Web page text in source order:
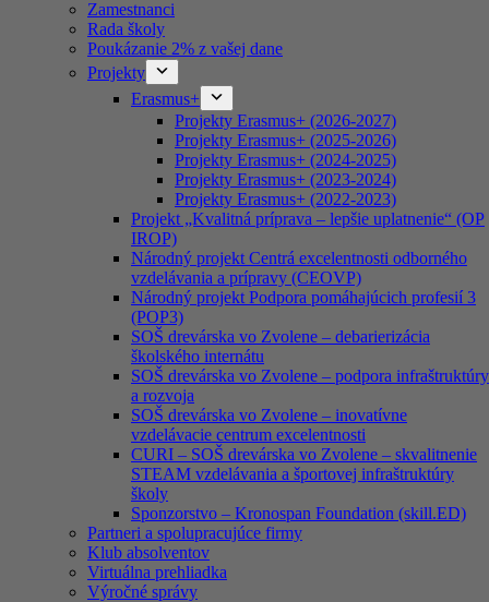
Zamestnanci
Rada školy
Poukázanie 2% z vašej dane
Projekty
Erasmus+
Projekty Erasmus+ (2026-2027)
Projekty Erasmus+ (2025-2026)
Projekty Erasmus+ (2024-2025)
Projekty Erasmus+ (2023-2024)
Projekty Erasmus+ (2022-2023)
Projekt „Kvalitná príprava – lepšie uplatnenie“ (OP
IROP)
Národný projekt Centrá excelentnosti odborného
vzdelávania a prípravy (CEOVP)
Národný projekt Podpora pomáhajúcich profesií 3
(POP3)
SOŠ drevárska vo Zvolene – debarierizácia
školského internátu
SOŠ drevárska vo Zvolene – podpora infraštruktúry
a rozvoja
SOŠ drevárska vo Zvolene – inovatívne
vzdelávacie centrum excelentnosti
CURI – SOŠ drevárska vo Zvolene – skvalitnenie
STEAM vzdelávania a športovej infraštruktúry
školy
Sponzorstvo – Kronospan Foundation (skill.ED)
Partneri a spolupracujúce firmy
Klub absolventov
Virtuálna prehliadka
Výročné správy